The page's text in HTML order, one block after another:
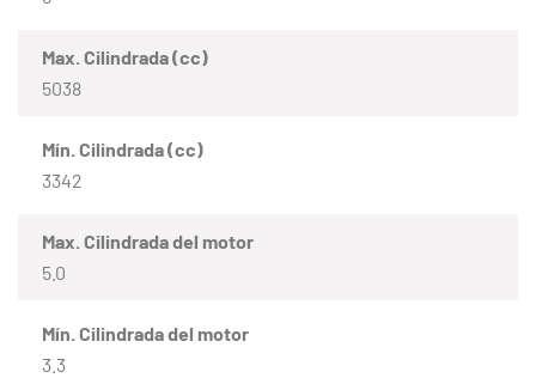
Max. Cilindrada (cc)
5038
Mín. Cilindrada (cc)
3342
Max. Cilindrada del motor
5.0
Mín. Cilindrada del motor
3.3